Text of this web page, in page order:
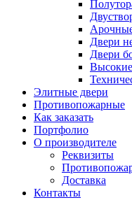
Двери
Двери
Элитные двери
Противопожарные
Как заказать
Портфолио
О производителе
Реквизиты
Доставка
Контакты